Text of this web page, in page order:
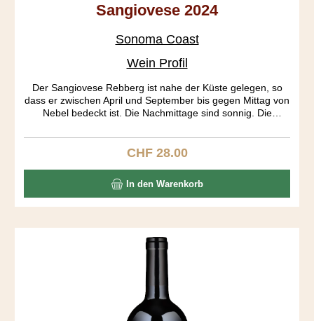
Sangiovese 2024
Sonoma Coast
Wein Profil
Der Sangiovese Rebberg ist nahe der Küste gelegen, so
dass er zwischen April und September bis gegen Mittag von
Nebel bedeckt ist. Die Nachmittage sind sonnig. Die
was eine Ernte bis Ende Oktober ermöglicht. Das Resultat
sind optimal ausgereifte Trauben. Die Fermentierung dauert
Wein ist wunderbar aromatisch, zeigt sich frischbeerig,
rosig, brombeerig und pilzig. Der Körper ist mittelschwer,
der Abgang lang und elegant.
Regulärer Preis:
CHF 28.00
In den Warenkorb